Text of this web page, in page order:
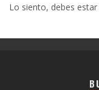
Lo siento, debes estar